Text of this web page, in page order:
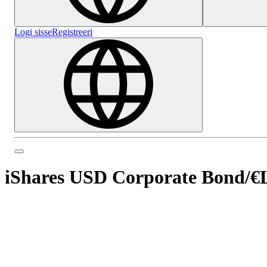
Logi sisseRegistreeri
iShares USD Corporate Bond/